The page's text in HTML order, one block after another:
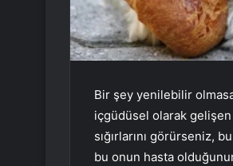
Bir şey yenilebilir
içgüdüsel olarak
sığırlarını görürseniz,
bu onun hasta